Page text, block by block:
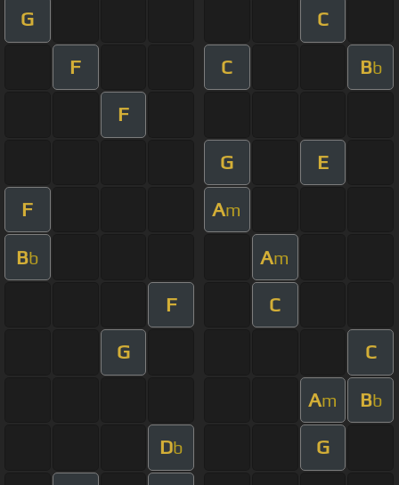
G C
F C Bb
F
G E
F Am
Bb Am
F C
G C
Am Bb
Db G